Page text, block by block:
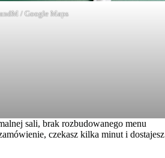
/ Google Maps
sali, brak rozbudowanego menu
czekasz kilka minut i dostajesz